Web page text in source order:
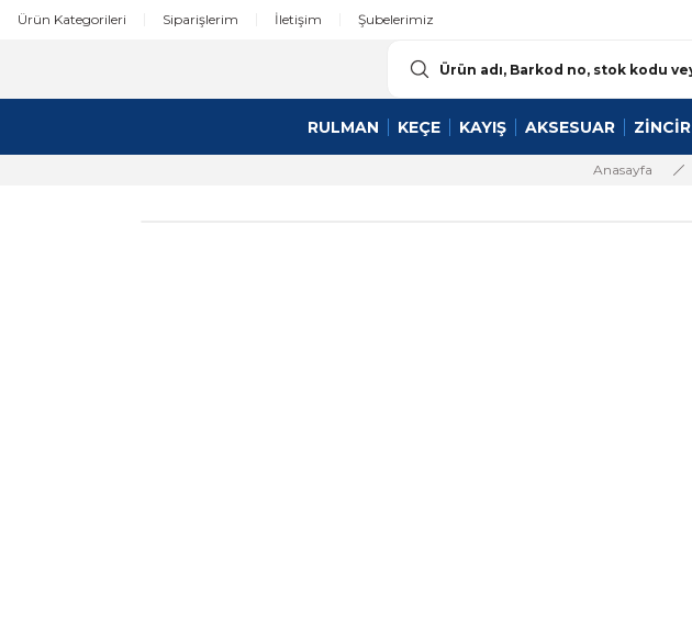
Ürün Kategorileri Siparişlerim İletişim Şubelerimiz
RULMAN KEÇE KAYIŞ AKSESUAR ZİNCİR
Anasayfa